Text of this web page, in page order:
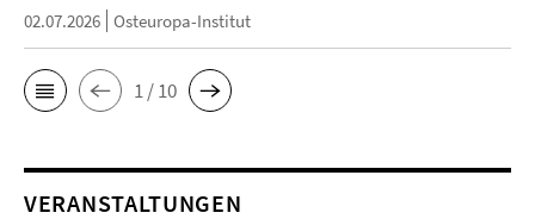
02.07.2026 Osteuropa-Institut
1 / 10
VERANSTALTUNGEN